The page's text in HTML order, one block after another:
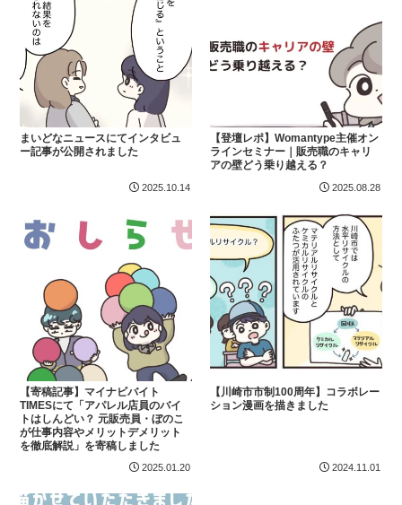
まいどなニュースにてインタビュ
ー記事が公開されました
2025.10.14
【登壇レポ】Womantype主催オン
ラインセミナー｜販売職のキャリ
アの壁どう乗り越える？
2025.08.28
【寄稿記事】マイナビバイト
TIMESにて「アパレル店員のバイ
トはしんどい？ 元販売員・ぼのこ
が仕事内容やメリットデメリット
を徹底解説」を寄稿しました
2025.01.20
【川崎市市制100周年】コラボレー
ション漫画を描きました
2024.11.01